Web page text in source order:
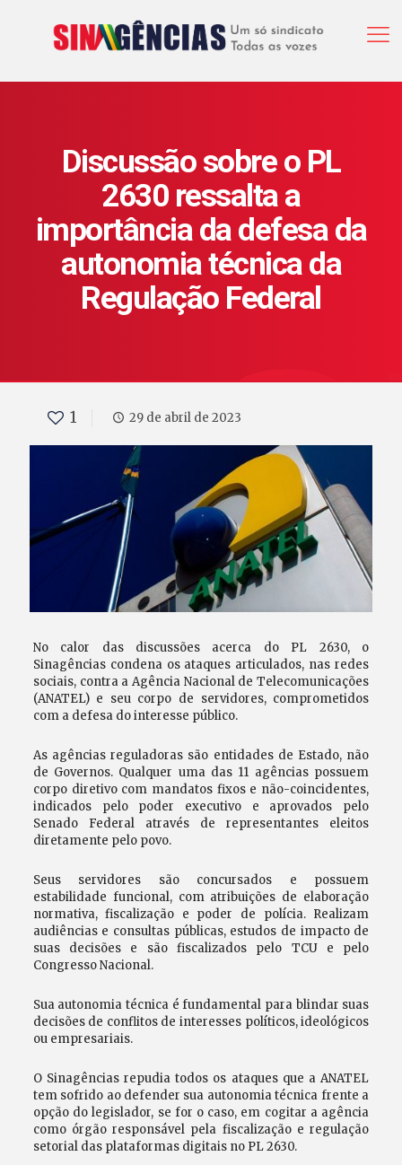
Discussão sobre o PL
2630 ressalta a
importância da defesa da
autonomia técnica da
Regulação Federal
1 29 de abril de 2023
No calor das discussões acerca do PL 2630, o
Sinagências condena os ataques articulados, nas redes
sociais, contra a Agência Nacional de Telecomunicações
(ANATEL) e seu corpo de servidores, comprometidos
com a defesa do interesse público.
As agências reguladoras são entidades de Estado, não
de Governos. Qualquer uma das 11 agências possuem
corpo diretivo com mandatos fixos e não-coincidentes,
indicados pelo poder executivo e aprovados pelo
Senado Federal através de representantes eleitos
diretamente pelo povo.
Seus servidores são concursados e possuem
estabilidade funcional, com atribuições de elaboração
normativa, fiscalização e poder de polícia. Realizam
audiências e consultas públicas, estudos de impacto de
suas decisões e são fiscalizados pelo TCU e pelo
Congresso Nacional.
Sua autonomia técnica é fundamental para blindar suas
decisões de conflitos de interesses políticos, ideológicos
ou empresariais.
O Sinagências repudia todos os ataques que a ANATEL
tem sofrido ao defender sua autonomia técnica frente a
opção do legislador, se for o caso, em cogitar a agência
como órgão responsável pela fiscalização e regulação
setorial das plataformas digitais no PL 2630.